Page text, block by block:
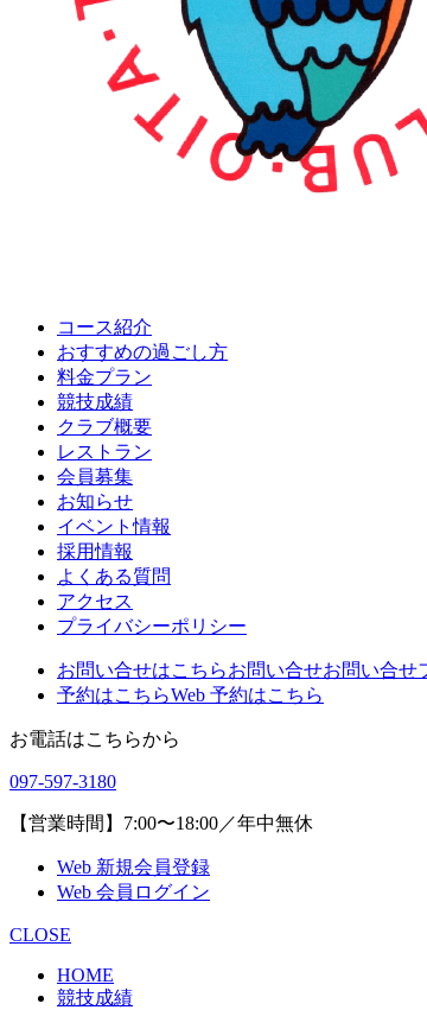
コース紹介
おすすめの過ごし方
料金プラン
競技成績
クラブ概要
レストラン
会員募集
お知らせ
イベント情報
採用情報
よくある質問
アクセス
プライバシーポリシー
お問い合せはこちらお問い合せお問い合せ
予約はこちらWeb 予約はこちら
お電話はこちらから
097-597-3180
【営業時間】7:00〜18:00／年中無休
Web 新規会員登録
Web 会員ログイン
CLOSE
HOME
競技成績